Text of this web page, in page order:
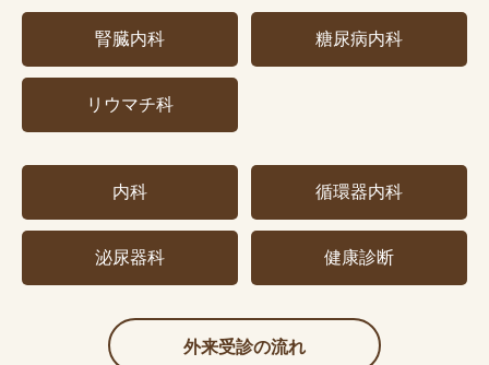
腎臓内科 糖尿病内科
リウマチ科
内科 循環器内科
泌尿器科 健康診断
外来受診の流れ